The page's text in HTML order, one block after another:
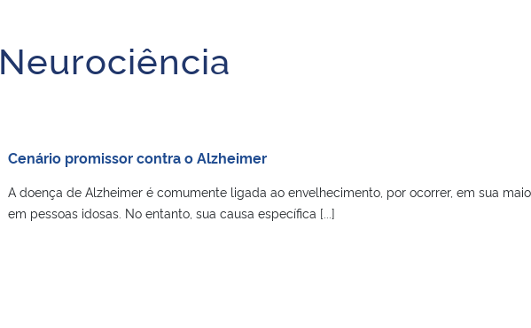
Gabinete de Segurança
Advocacia-Geral da União
Neurociência
Cenário promissor contra o Alzheimer
A doença de Alzheimer é comumente ligada ao envelhecimento, por ocorrer, em sua
em pessoas idosas. No entanto, sua causa específica [...]